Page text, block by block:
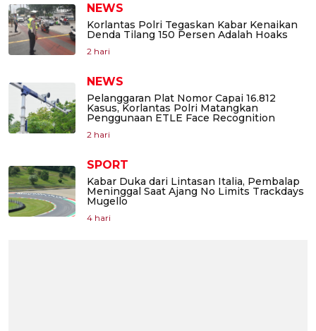
NEWS
Korlantas Polri Tegaskan Kabar Kenaikan
Denda Tilang 150 Persen Adalah Hoaks
2 hari
NEWS
Pelanggaran Plat Nomor Capai 16.812
Kasus, Korlantas Polri Matangkan
Penggunaan ETLE Face Recognition
2 hari
SPORT
Kabar Duka dari Lintasan Italia, Pembalap
Meninggal Saat Ajang No Limits Trackdays
Mugello
4 hari